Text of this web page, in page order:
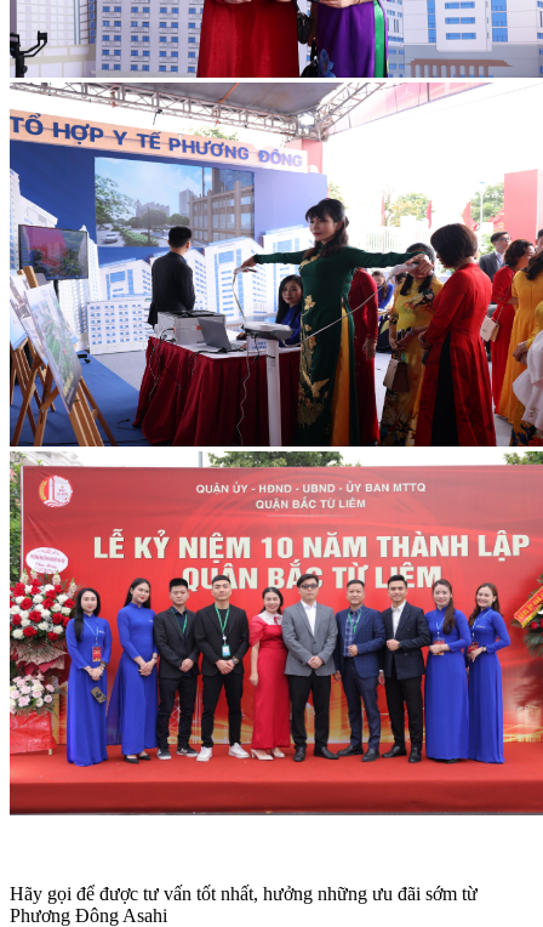
Hãy gọi để được tư vấn tốt nhất, hưởng những ưu đãi sớm từ
Phương Đông Asahi